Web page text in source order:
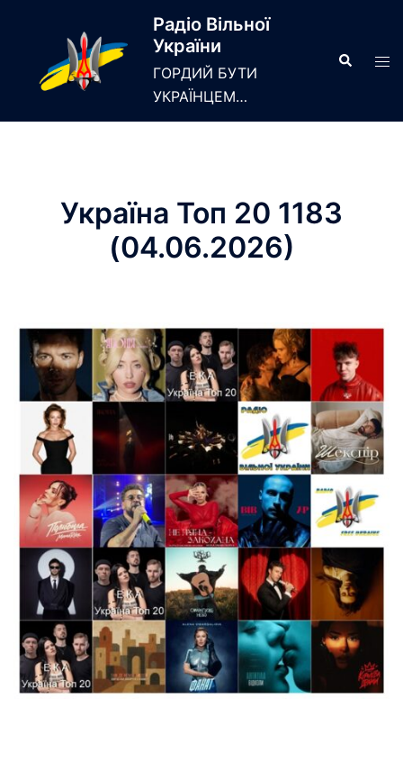
Радіо Вільної
України
ГОРДИЙ БУТИ
УКРАЇНЦЕМ…
Search
Україна Топ 20 1183
(04.06.2026)